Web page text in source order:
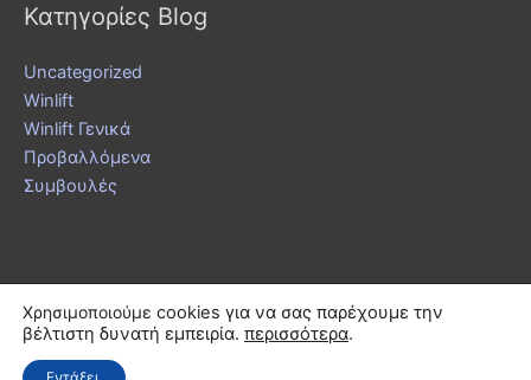
Κατηγορίες Blog
Uncategorized
Winlift
Winlift Γενικά
Προβαλλόμενα
Συμβουλές
Χρησιμοποιούμε cookies για να σας παρέχουμε την
βέλτιστη δυνατή εμπειρία. περισσότερα.